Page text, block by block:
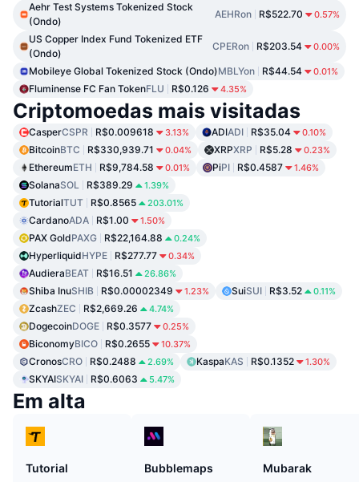
Aehr Test Systems Tokenized Stock
(Ondo)
AEHRon R$522.70 0.57%
US Copper Index Fund Tokenized ETF
(Ondo)
CPERon R$203.54 0.00%
Mobileye Global Tokenized Stock (Ondo)MBLYon R$44.54 0.01%
Fluminense FC Fan TokenFLU R$0.126 4.35%
Criptomoedas mais visitadas
CasperCSPR R$0.009618 3.13% ADIADI R$35.04 0.10%
BitcoinBTC R$330,939.71 0.04% XRPXRP R$5.28 0.23%
EthereumETH R$9,784.58 0.01% PiPI R$0.4587 1.46%
SolanaSOL R$389.29 1.39%
TutorialTUT R$0.8565 203.01%
CardanoADA R$1.00 1.50%
PAX GoldPAXG R$22,164.88 0.24%
HyperliquidHYPE R$277.77 0.34%
AudieraBEAT R$16.51 26.86%
Shiba InuSHIB R$0.00002349 1.23% SuiSUI R$3.52 0.11%
ZcashZEC R$2,669.26 4.74%
DogecoinDOGE R$0.3577 0.25%
BiconomyBICO R$0.2655 10.37%
CronosCRO R$0.2488 2.69% KaspaKAS R$0.1352 1.30%
SKYAISKYAI R$0.6063 5.47%
Em alta
Tutorial
Bubblemaps
Mubarak